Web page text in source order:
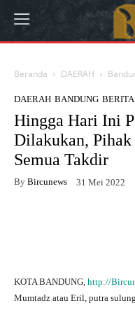
Beranda DAERAH
DAERAH BANDUNG
Hingga Hari Ini
Dilakukan,
Semua Takdir
By Bircunews 31 Mei 2022
KOTA BANDUNG, http://
Mumtadz atau Eril, putra